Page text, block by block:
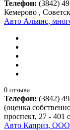
Телефон: (3842)
Кемерово ,
Авто Альянс,
0 отзыва
Телефон: (3842)
(оценка
проспект, 27 - 401
Авто Каприз,